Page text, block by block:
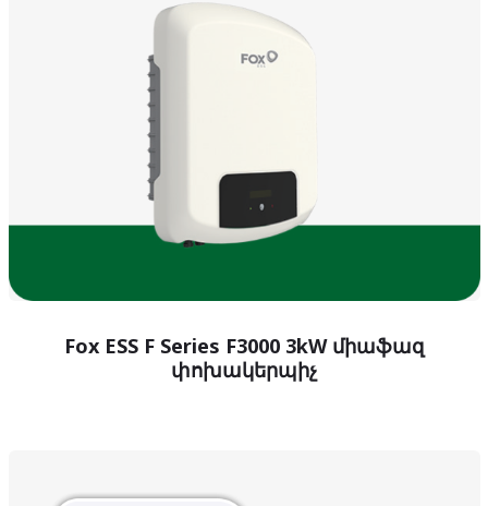
Fox ESS F Series F3000 3kW միաֆազ
փոխակերպիչ